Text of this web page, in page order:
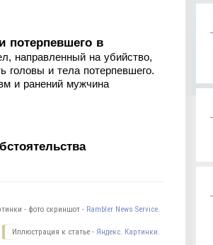
в
направленный на убийство,
головы и тела потерпевшего.
и ранений мужчина
- фото скриншот - Rambler News Service.
Иллюстрация к статье - Яндекс. Картинки.